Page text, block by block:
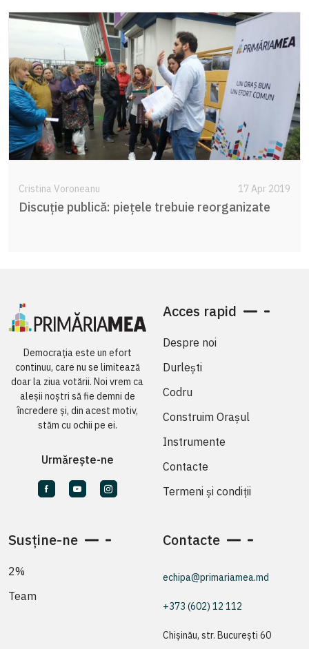
Cristina Voroneanu 17 Apr 2019
Discuție publică: piețele trebuie reorganizate
Democrația este un efort
continuu, care nu se limitează
doar la ziua votării. Noi vrem ca
aleșii noștri să fie demni de
încredere și, din acest motiv,
stăm cu ochii pe ei.
Urmărește-ne
Acces rapid
Despre noi
Durlești
Codru
Construim Orașul
Instrumente
Contacte
Termeni și condiții
Susține-ne
2%
Team
Contacte
echipa@primariamea.md
+373 (602) 12 112
Chișinău, str. București 60